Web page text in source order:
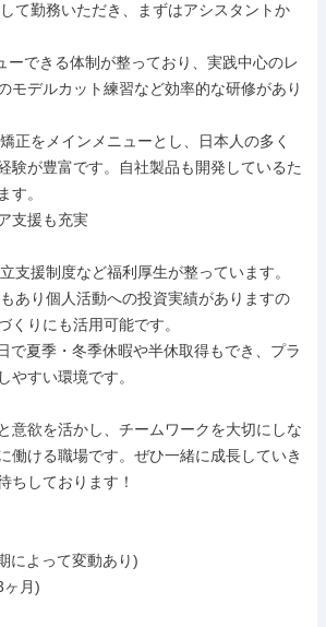
て勤務いただき、まずはアシスタントか
ーできる体制が整っており、実践中心のレ
モデルカット練習など効率的な研修があり
正をメインメニューとし、日本人の多く
験が豊富です。自社製品も開発しているた
す。
支援も充実
支援制度など福利厚生が整っています。
あり個人活動への投資実績がありますの
くりにも活用可能です。
で夏季・冬季休暇や半休取得もでき、プラ
やすい環境です。
意欲を活かし、チームワークを大切にしな
働ける職場です。ぜひ一緒に成長していき
ちしております！
によって変動あり)
ヶ月)